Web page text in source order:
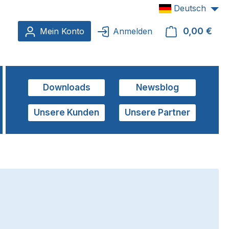
Mein Konto
Anmelden 0,00 €
Deutsch
Downloads Newsblog
Unsere Kunden Unsere Partner